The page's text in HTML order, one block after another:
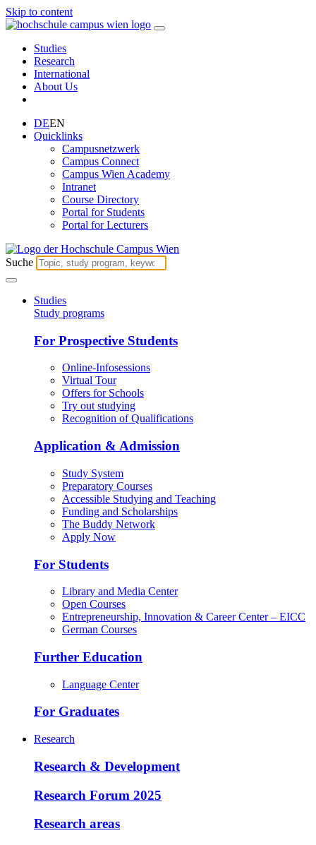
Skip to content
Studies
Research
International
About Us
DEEN
Quicklinks
Campusnetzwerk
Campus Connect
Campus Wien Academy
Intranet
Course Directory
Portal for Students
Portal for Lecturers
Suche
Studies
Study programs
For Prospective Students
Online-Infosessions
Virtual Tour
Offers for Schools
Try out studying
Recognition of Qualifications
Application & Admission
Study System
Preparatory Courses
Accessible Studying and Teaching
Funding and Scholarships
The Buddy Network
Apply Now
For Students
Library and Media Center
Open Courses
Entrepreneurship, Innovation & Career Center – EICC
German Courses
Further Education
Language Center
For Graduates
Research
Research & Development
Research Forum 2025
Research areas